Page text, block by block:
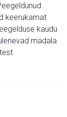
keerukamat
kaudu
madala